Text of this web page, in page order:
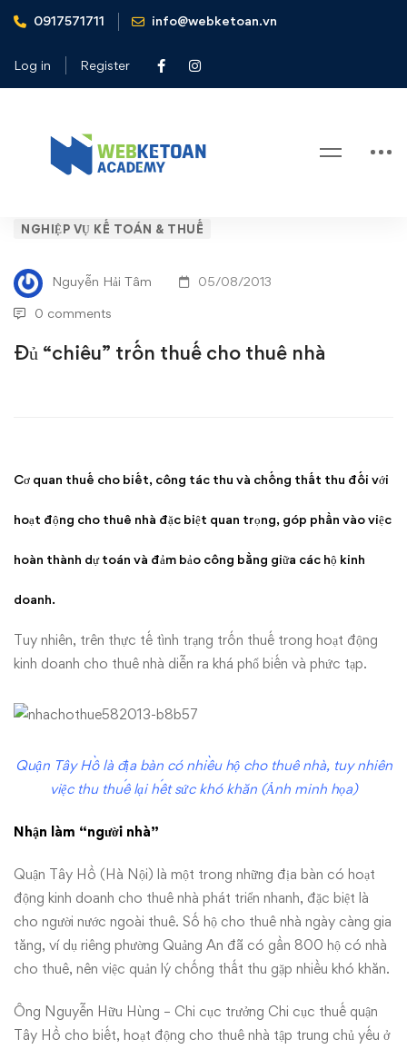
0917571711 info@webketoan.vn
Log in Register
Home
Nghiệp vụ Kế toán & Thuế
Đủ
“chiêu”
trốn
thuế
nhà
NGHIỆP VỤ KẾ TOÁN & THUẾ
Nguyễn Hải Tâm 05/08/2013
0 comments
Đủ “chiêu” trốn thuế cho thuê nhà
Cơ quan thuế cho biết, công tác thu và chống thất thu đối với
hoạt động cho thuê nhà đặc biệt quan trọng, góp phần vào việc
hoàn thành dự toán và đảm bảo công bằng giữa các hộ kinh
doanh.
Tuy nhiên, trên thực tế tình trạng trốn thuế trong hoạt động
kinh doanh cho thuê nhà diễn ra khá phổ biến và phức tạp.
Quận Tây Hồ là địa bàn có nhiều hộ cho thuê nhà, tuy nhiên
việc thu thuế lại hết sức khó khăn (Ảnh minh họa)
Nhận làm “người nhà”
Quận Tây Hồ (Hà Nội) là một trong những địa bàn có hoạt
động kinh doanh cho thuê nhà phát triển nhanh, đặc biệt là
cho người nước ngoài thuê. Số hộ cho thuê nhà ngày càng gia
tăng, ví dụ riêng phường Quảng An đã có gần 800 hộ có nhà
cho thuê, nên việc quản lý chống thất thu gặp nhiều khó khăn.
Ông Nguyễn Hữu Hùng – Chi cục trưởng Chi cục thuế quận
Tây Hồ cho biết, hoạt động cho thuê nhà tập trung chủ yếu ở